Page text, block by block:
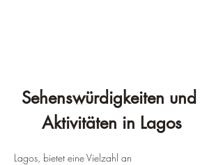
Sehenswürdigkeiten und
Aktivitäten in Lagos
Lagos, bietet eine Vielzahl an